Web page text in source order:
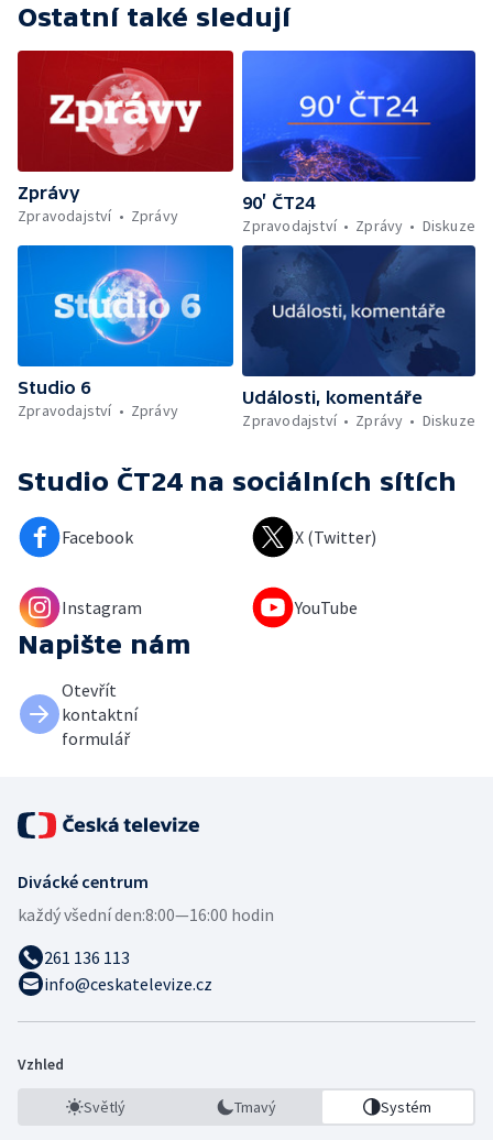
Ostatní také sledují
Zprávy
Zpravodajství
Zprávy
90’ ČT24
Zpravodajství
Zprávy Diskuze
Studio 6
Zpravodajství
Zprávy
Události, komentáře
Zpravodajství
Zprávy Diskuze
Studio ČT24 na sociálních sítích
Facebook X (Twitter)
Instagram YouTube
Napište nám
Otevřít
kontaktní
formulář
Divácké centrum
každý všední den:8:00—16:00 hodin
261 136 113
info@ceskatelevize.cz
Vzhled
Světlý Tmavý Systém